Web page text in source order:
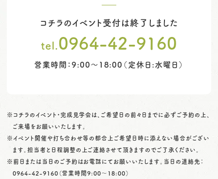
コチラのイベント受付は終了しました
tel.0964-42-9160
営業時間：9:00～18:00（定休日:水曜日）
※コチラのイベント・完成見学会は、ご希望日の前々日までに必ずご予約の上、
ご来場をお願いいたします。
※イベント開催や打ち合わせ等の都合上ご希望日時に添えない場合がござい
ます。担当者と日程調整の上ご連絡させて頂きますのでご了承ください。
※前日または当日のご予約はお電話にてお願いいたします。当日の連絡先：
0964-42-9160（営業時間9:00〜18:00）